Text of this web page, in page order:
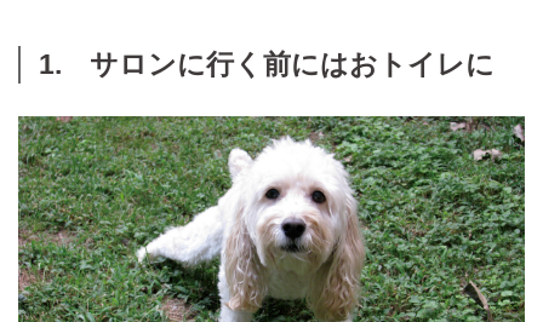
1. サロンに行く前にはおトイレに